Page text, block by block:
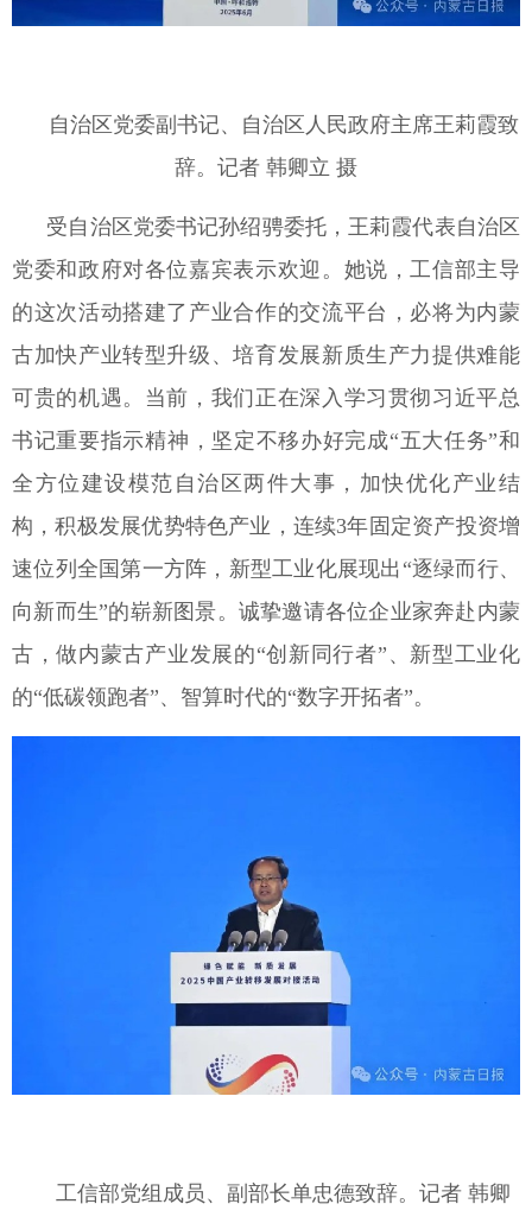
自治区党委副书记、自治区人民政府主席王莉霞致
辞。记者 韩卿立 摄
受自治区党委书记孙绍骋委托，王莉霞代表自治区
党委和政府对各位嘉宾表示欢迎。她说，工信部主导
的这次活动搭建了产业合作的交流平台，必将为内蒙
古加快产业转型升级、培育发展新质生产力提供难能
可贵的机遇。当前，我们正在深入学习贯彻习近平总
书记重要指示精神，坚定不移办好完成“五大任务”和
全方位建设模范自治区两件大事，加快优化产业结
构，积极发展优势特色产业，连续3年固定资产投资增
速位列全国第一方阵，新型工业化展现出“逐绿而行、
向新而生”的崭新图景。诚挚邀请各位企业家奔赴内蒙
古，做内蒙古产业发展的“创新同行者”、新型工业化
的“低碳领跑者”、智算时代的“数字开拓者”。
工信部党组成员、副部长单忠德致辞。记者 韩卿